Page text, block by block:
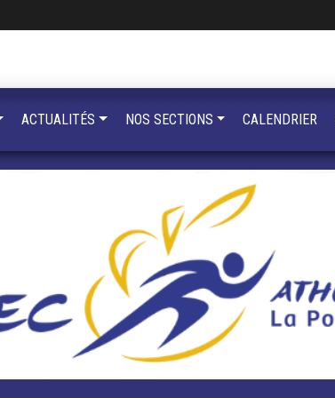
ACTUALITÉS NOS SECTIONS CALENDRIER